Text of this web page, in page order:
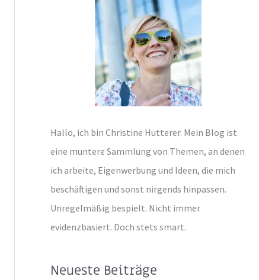
Hallo, ich bin Christine Hutterer. Mein Blog ist
eine muntere Sammlung von Themen, an denen
ich arbeite, Eigenwerbung und Ideen, die mich
beschäftigen und sonst nirgends hinpassen.
Unregelmäßig bespielt. Nicht immer
evidenzbasiert. Doch stets smart.
Neueste Beiträge